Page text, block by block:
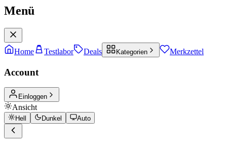
Menü
Home Testlabor Deals Kategorien Merkzettel
Account
Einloggen
Ansicht
Hell Dunkel Auto